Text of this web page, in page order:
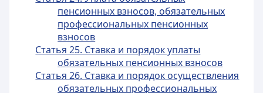
пенсионных взносов, обязательных
профессиональных пенсионных
взносов
Статья 25. Ставка и порядок уплаты
обязательных пенсионных взносов
Статья 26. Ставка и порядок осуществления
обязательных профессиональных